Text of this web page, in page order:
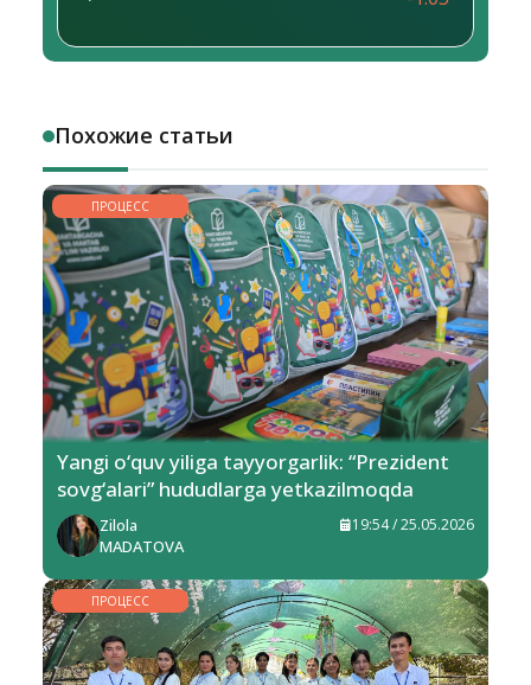
Похожие статьи
ПРОЦЕСС
Yangi o‘quv yiliga tayyorgarlik: “Prezident
sovg‘alari” hududlarga yetkazilmoqda
Zilola
MADATOVA
19:54 / 25.05.2026
ПРОЦЕСС